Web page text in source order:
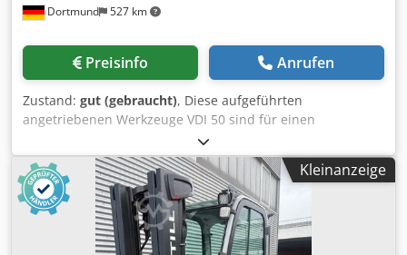
Dortmund 527 km
Preisinfo Anrufen
Zustand: gut (gebraucht), Diese aufgeführten
angetriebenen Werkzeuge VDI 50 sind für einen
Werkzeugwechsler Fabrikat SAUTER und befinden sich in
einem gutem Zustand sowie voll funktionsfähig, welche
auf einer CNC-Drehmaschine GILDEMEISTER CTX 600
gearbeitet haben. 6 x angetriebene Werkzeuge, gerade
Ausführung, Fabrikat NACKE + WTO, VDI 50 für
Werkzeugrevolver Fabrikat SAUTER: Artikel-Nr.: XVI 24275 1
Kleinanzeige